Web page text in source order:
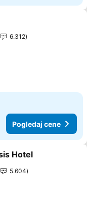
6.312
Pogledaj cene
favorite
Hotel
5.604